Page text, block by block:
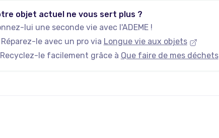
objet actuel ne vous sert plus ?
lui une seconde vie avec l'ADEME !
Réparez-le avec un pro via Longue vie aux objets
le facilement grâce à Que faire de mes déchets